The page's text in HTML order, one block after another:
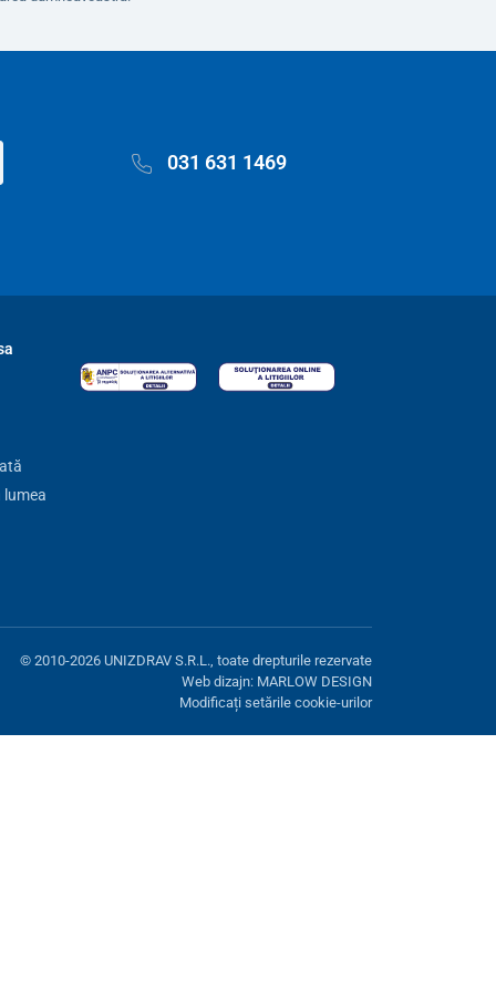
031 631 1469
© 2010-2026 UNIZDRAV S.R.L., toate drepturile rezervate
Web dizajn: MARLOW DESIGN
Modificați setările cookie-urilor